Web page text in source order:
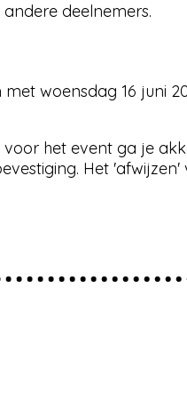
deelnemers.
woensdag 16 juni
het event ga je
Het